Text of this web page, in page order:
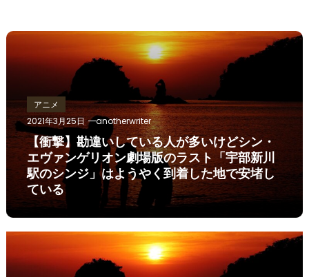
アニメ
2021年3月25日
anotherwriter
【衝撃】勘違いしている人が多いけどシン・
エヴァンゲリオン劇場版のラスト「宇部新川
駅のシンジ」はようやく到着した地で安堵し
ている